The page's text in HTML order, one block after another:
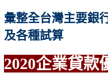
彙整全台灣主要銀
及各種試算
2020企業貸款